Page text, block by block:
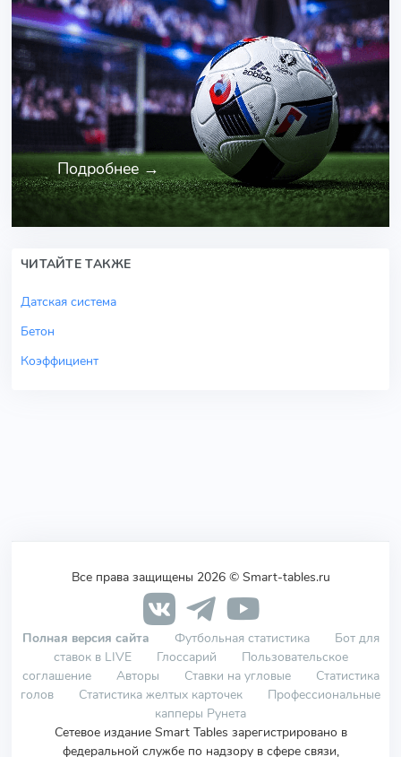
Подробнее →
ЧИТАЙТЕ ТАКЖЕ
Датская система
Бетон
Коэффициент
Все права защищены 2026 © Smart-tables.ru
Полная версия сайта Футбольная статистика
Бот для
ставок в LIVE
Глоссарий
Пользовательское
соглашение
Авторы Ставки на угловые
Статистика
голов
Статистика желтых карточек
Профессиональные
капперы Рунета
Сетевое издание Smart Tables зарегистрировано в
федеральной службе по надзору в сфере связи,